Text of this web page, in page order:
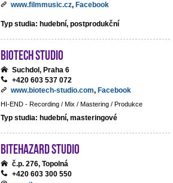
www.filmmusic.cz, Facebook
Typ studia: hudební, postprodukční
BIOTECH STUDIO
Suchdol, Praha 6
+420 603 537 072
www.biotech-studio.com, Facebook
HI-END - Recording / Mix / Mastering / Produkce
Typ studia: hudební, masteringové
BiteHazard Studio
č.p. 276, Topolná
+420 603 300 550